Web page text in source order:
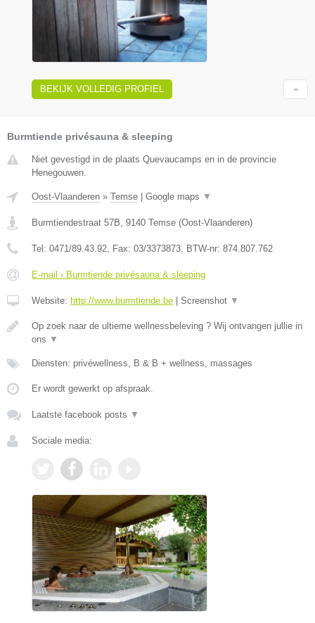
BEKIJK VOLLEDIG PROFIEL
Burmtiende privésauna & sleeping
Niet gevestigd in de plaats Quevaucamps en in de provincie
Henegouwen.
Oost-Vlaanderen » Temse Google maps ▼
Burmtiendestraat 57B, 9140 Temse (Oost-Vlaanderen)
Tel: 0471/89.43.92, Fax: 03/3373873, BTW-nr: 874.807.762
E-mail › Burmtiende privésauna & sleeping
Website: http://www.burmtiende.be Screenshot ▼
Op zoek naar de ultieme wellnessbeleving ? Wij ontvangen jullie in
ons ▼
Diensten: privéwellness, B & B + wellness, massages
Er wordt gewerkt op afspraak.
Laatste facebook posts ▼
Sociale media: